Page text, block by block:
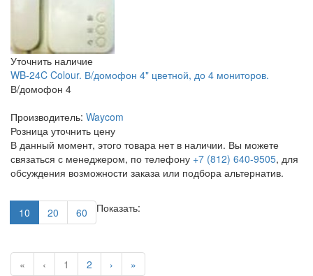
Уточнить наличие
WB-24C Colour. В/домофон 4" цветной, до 4 мониторов.
В/домофон 4
Производитель: Waycom
Розница уточнить цену
В данный момент, этого товара нет в наличии. Вы можете
связаться с менеджером, по телефону +7 (812) 640-9505, для
обсуждения возможности заказа или подбора альтернатив.
Показать:
10 20 60
« ‹ 1 2 › »